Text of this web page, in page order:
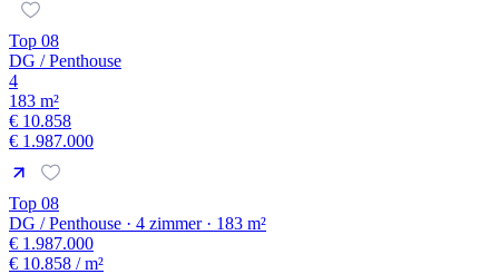
Top 08
DG / Penthouse
4
183 m²
€ 10.858
€ 1.987.000
Top 08
DG / Penthouse · 4 zimmer · 183 m²
€ 1.987.000
€ 10.858 / m²